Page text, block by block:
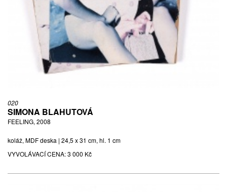
020
SIMONA BLAHUTOVÁ
FEELING, 2008
koláž, MDF deska | 24,5 x 31 cm, hl. 1 cm
VYVOLÁVACÍ CENA:3 000 Kč